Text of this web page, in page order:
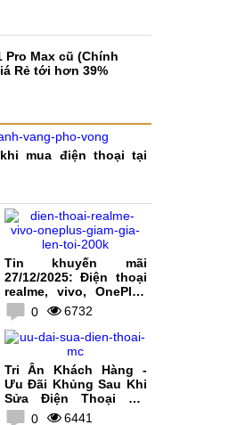
Pro Max cũ (Chính
Rẻ tới hơn 39%
mua điện thoại tại
Tin khuyến mãi
27/12/2025: Điện thoại
realme, vivo, OnePlus
giảm giá lên tới 200K
0 6732
Tri Ân Khách Hàng -
Ưu Đãi Khủng Sau Khi
Sửa Điện Thoại Tại
MobileCity
0 6441